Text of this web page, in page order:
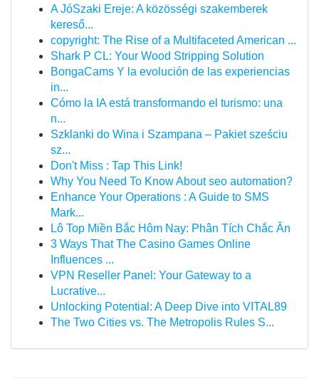
A JóSzaki Ereje: A közösségi szakemberek
kereső...
copyright: The Rise of a Multifaceted American ...
Shark P CL: Your Wood Stripping Solution
BongaCams Y la evolución de las experiencias
in...
Cómo la IA está transformando el turismo: una
n...
Szklanki do Wina i Szampana – Pakiet sześciu
sz...
Don't Miss : Tap This Link!
Why You Need To Know About seo automation?
Enhance Your Operations : A Guide to SMS
Mark...
Lô Top Miền Bắc Hôm Nay: Phân Tích Chắc Ăn
3 Ways That The Casino Games Online
Influences ...
VPN Reseller Panel: Your Gateway to a
Lucrative...
Unlocking Potential: A Deep Dive into VITAL89
The Two Cities vs. The Metropolis Rules S...